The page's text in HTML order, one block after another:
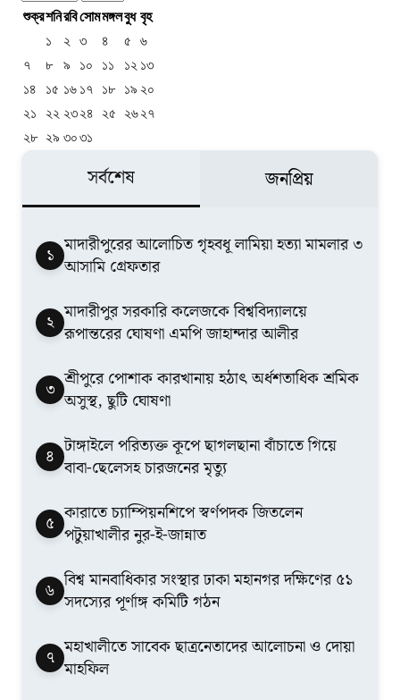
শুক্রশনিরবিসোমমঙ্গলবুধ বৃহ
১
২ ৩ ৪ ৫
৬
৭
৮ ৯ ১০ ১১ ১২ ১৩
১৪
১৫ ১৬ ১৭ ১৮ ১৯ ২০
২১
২২ ২৩২৪ ২৫ ২৬২৭
২৮ ২৯ ৩০৩১
সর্বশেষ জনপ্রিয়
১ মাদারীপুরের আলোচিত গৃহবধূ লামিয়া হত্যা মামলার ৩
আসামি গ্রেফতার
২ মাদারীপুর সরকারি কলেজকে বিশ্ববিদ্যালয়ে
রূপান্তরের ঘোষণা এমপি জাহান্দার আলীর
৩ শ্রীপুরে পোশাক কারখানায় হঠাৎ অর্ধশতাধিক শ্রমিক
অসুস্থ, ছুটি ঘোষণা
৪ টাঙ্গাইলে পরিত্যক্ত কূপে ছাগলছানা বাঁচাতে গিয়ে
বাবা-ছেলেসহ চারজনের মৃত্যু
৫ কারাতে চ্যাম্পিয়নশিপে স্বর্ণপদক জিতলেন
পটুয়াখালীর নুর-ই-জান্নাত
৬ বিশ্ব মানবাধিকার সংস্থার ঢাকা মহানগর দক্ষিণের ৫১
সদস্যের পূর্ণাঙ্গ কমিটি গঠন
৭ মহাখালীতে সাবেক ছাত্রনেতাদের আলোচনা ও দোয়া
মাহফিল